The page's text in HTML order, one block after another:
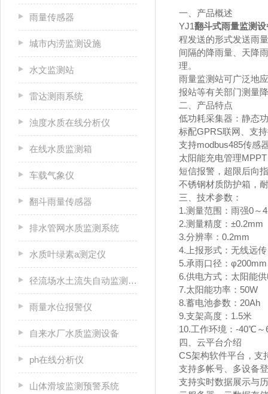
雨量传感器
城市内涝监测设施
水文监测站
雷达测雨系统
浊度水质在线分析仪
在线水质监测箱
车载气象仪
翻斗雨量传感器
排水管网水质监测系统
水质叶绿素a测定仪
径流场水土流失自动监测系统
雨量水位报警仪
自来水厂水质监测设备
ph在线分析仪
山体滑坡监测预警系统
一、产品概述
YJ1翻斗式雨量监测设
程发送的形式发送雨
间隔的降雨量、天降
理。
雨量监测站可广泛地
报站等有关部门测量
二、产品特点
低功耗采集器：静态
标配GPRS联网、支
支持modbus485传感
太阳能充电管理
短信报警，超限后向
不锈钢材质防护箱，
三、技术参数：
1.测量范围：雨强0～
2.测量精度：±0.2mm
3.分辨率：0.2mm
4.上报形式：无线远传
5.承雨口径：φ200mm
6.供电方式：太阳能
7.太阳能功率：50W
8.蓄电池参数：20Ah
9.支架高度：1.5米
10.工作环境：-40℃
四、云平台介绍
CS架构软件平台，支
支持多帐号、多设备
支持实时数据展示与